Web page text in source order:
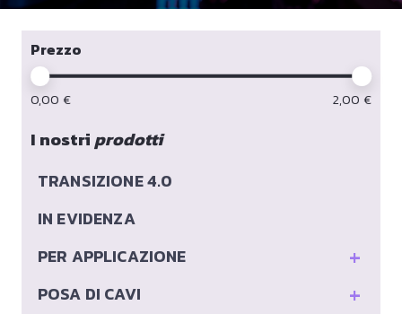
Prezzo
0,00 € 2,00 €
I nostriprodotti
TRANSIZIONE 4.0
IN EVIDENZA
+
PER APPLICAZIONE
+
POSA DI CAVI